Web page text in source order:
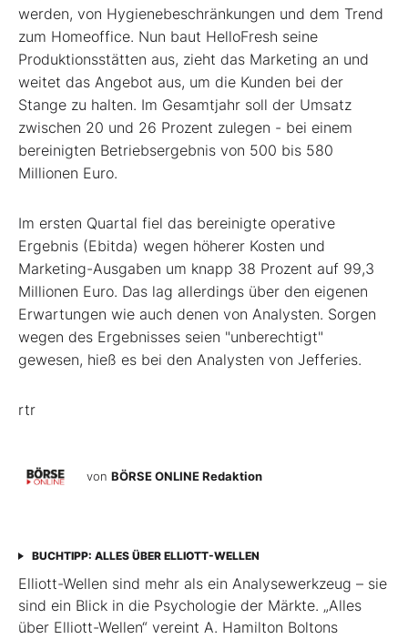
werden, von Hygienebeschränkungen und dem Trend
zum Homeoffice. Nun baut HelloFresh seine
Produktionsstätten aus, zieht das Marketing an und
weitet das Angebot aus, um die Kunden bei der
Stange zu halten. Im Gesamtjahr soll der Umsatz
zwischen 20 und 26 Prozent zulegen - bei einem
bereinigten Betriebsergebnis von 500 bis 580
Millionen Euro.
Im ersten Quartal fiel das bereinigte operative
Ergebnis (Ebitda) wegen höherer Kosten und
Marketing-Ausgaben um knapp 38 Prozent auf 99,3
Millionen Euro. Das lag allerdings über den eigenen
Erwartungen wie auch denen von Analysten. Sorgen
wegen des Ergebnisses seien "unberechtigt"
gewesen, hieß es bei den Analysten von Jefferies.
rtr
von BÖRSE ONLINE Redaktion
BUCHTIPP: ALLES ÜBER ELLIOTT-WELLEN
Elliott-Wellen sind mehr als ein Analysewerkzeug – sie
sind ein Blick in die Psychologie der Märkte. „Alles
über Elliott-Wellen“ vereint A. Hamilton Boltons